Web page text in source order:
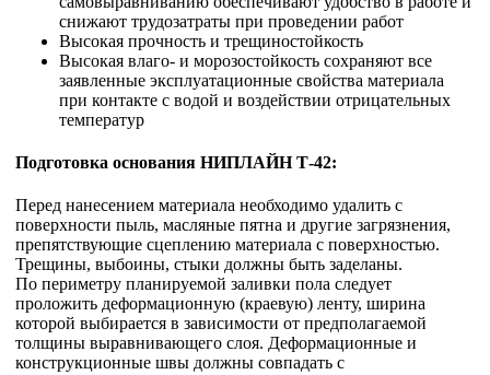
снижают трудозатраты при проведении работ
Высокая прочность и трещиностойкость
Высокая влаго- и морозостойкость сохраняют все
заявленные эксплуатационные свойства материала
при контакте с водой и воздействии отрицательных
температур
Подготовка основания НИПЛАЙН Т-42:
Перед нанесением материала необходимо удалить с
поверхности пыль, масляные пятна и другие загрязнения,
препятствующие сцеплению материала с поверхностью.
Трещины, выбоины, стыки должны быть заделаны.
По периметру планируемой заливки пола следует
проложить деформационную (краевую) ленту, ширина
которой выбирается в зависимости от предполагаемой
толщины выравнивающего слоя. Деформационные и
конструкционные швы должны совпадать с